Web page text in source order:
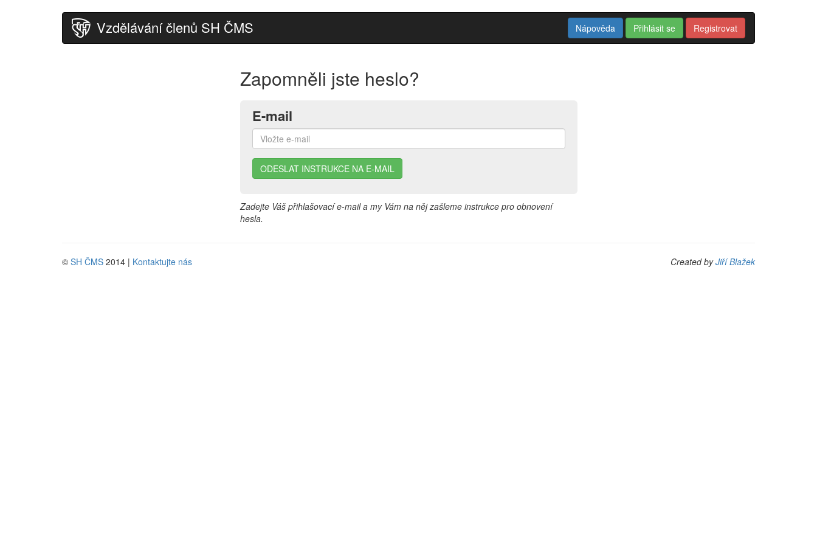
Vzdělávání členů SH ČMS Nápověda Přihlásit se Registrovat
Zapomněli jste heslo?
E-mail
Zadejte Váš přihlašovací e-mail a my Vám na něj zašleme instrukce pro obnovení
hesla.
© SH ČMS 2014 | Kontaktujte nás Created byJiří Blažek